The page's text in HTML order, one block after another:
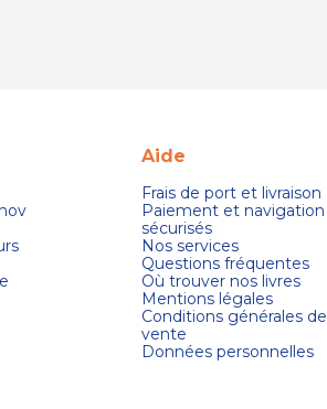
Aide
Frais de port et livraison
Paiement et navigation
sécurisés
Nos services
Questions fréquentes
Où trouver nos livres
Mentions légales
Conditions générales de
vente
Données personnelles